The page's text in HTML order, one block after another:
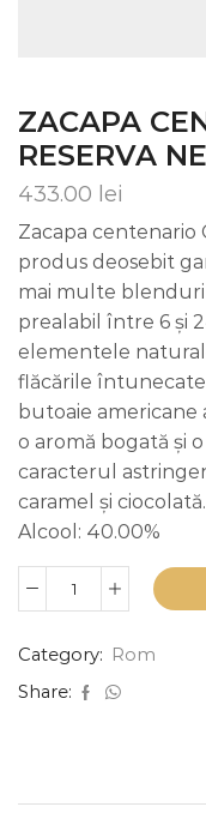
ZACAPA
RESERVA
433.00 lei
Zacapa centenario
produs deosebit
mai multe
prealabil între 6 și
elementele
flăcările
butoaie americane
o aromă bogată și
caracterul
caramel și ciocolată.
Alcool: 40.00%
Zacapa
Reserva
Negra
0,7L
Category: Rom
Share: